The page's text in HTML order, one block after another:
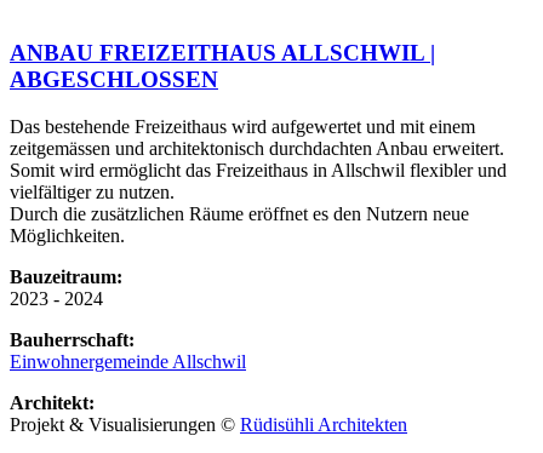
ANBAU FREIZEITHAUS ALLSCHWIL |
ABGESCHLOSSEN
Das bestehende Freizeithaus wird aufgewertet und mit einem
zeitgemässen und architektonisch durchdachten Anbau erweitert.
Somit wird ermöglicht das Freizeithaus in Allschwil flexibler und
vielfältiger zu nutzen.
Durch die zusätzlichen Räume eröffnet es den Nutzern neue
Möglichkeiten.
Bauzeitraum:
2023 - 2024
Bauherrschaft:
Einwohnergemeinde Allschwil
Architekt:
Projekt & Visualisierungen © Rüdisühli Architekten